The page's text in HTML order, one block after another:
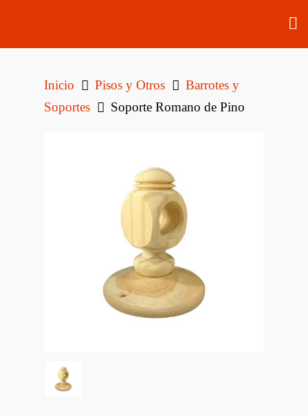
Inicio Pisos y Otros
Barrotes y
Soportes
Soporte Romano de Pino